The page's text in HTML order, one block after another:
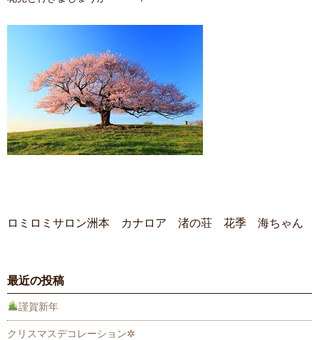
ロミロミサロン洲本 カナロア 渚の荘 花季 海ちゃん
最近の投稿
謹賀新年
クリスマスデコレーション✲